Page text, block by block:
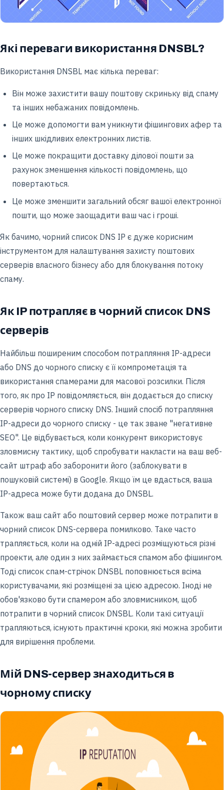
Які переваги використання DNSBL?
Використання DNSBL має кілька переваг:
Він може захистити вашу поштову скриньку від спаму
та інших небажаних повідомлень.
Це може допомогти вам уникнути фішингових афер та
інших шкідливих електронних листів.
Це може покращити доставку ділової пошти за
рахунок зменшення кількості повідомлень, що
повертаються.
Це може зменшити загальний обсяг вашої електронної
пошти, що може заощадити ваш час і гроші.
Як бачимо, чорний список DNS IP є дуже корисним
інструментом для налаштування захисту поштових
серверів власного бізнесу або для блокування потоку
спаму.
Як IP потрапляє в чорний список DNS
серверів
Найбільш поширеним способом потрапляння IP-адреси
або DNS до чорного списку є її компрометація та
використання спамерами для масової розсилки. Після
того, як про IP повідомляється, він додається до списку
серверів чорного списку DNS. Інший спосіб потрапляння
IP-адреси до чорного списку - це так зване "негативне
SEO". Це відбувається, коли конкурент використовує
зловмисну тактику, щоб спробувати накласти на ваш веб-
сайт штраф або заборонити його (заблокувати в
пошуковій системі) в Google. Якщо їм це вдасться, ваша
IP-адреса може бути додана до DNSBL.
Також ваш сайт або поштовий сервер може потрапити в
чорний список DNS-сервера помилково. Таке часто
трапляється, коли на одній IP-адресі розміщуються різні
проекти, але один з них займається спамом або фішингом.
Тоді список спам-стрічок DNSBL поповнюється всіма
користувачами, які розміщені за цією адресою. Іноді не
обов'язково бути спамером або зловмисником, щоб
потрапити в чорний список DNSBL. Коли такі ситуації
трапляються, існують практичні кроки, які можна зробити
для вирішення проблеми.
Мій DNS-сервер знаходиться в
чорному списку